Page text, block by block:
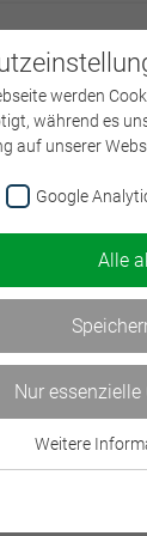
werden
während es
auf unserer
Google
Alle
Nur
werden für
Weitere